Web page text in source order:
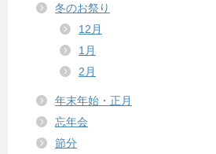
冬のお祭り
12月
1月
2月
年末年始・正月
忘年会
節分